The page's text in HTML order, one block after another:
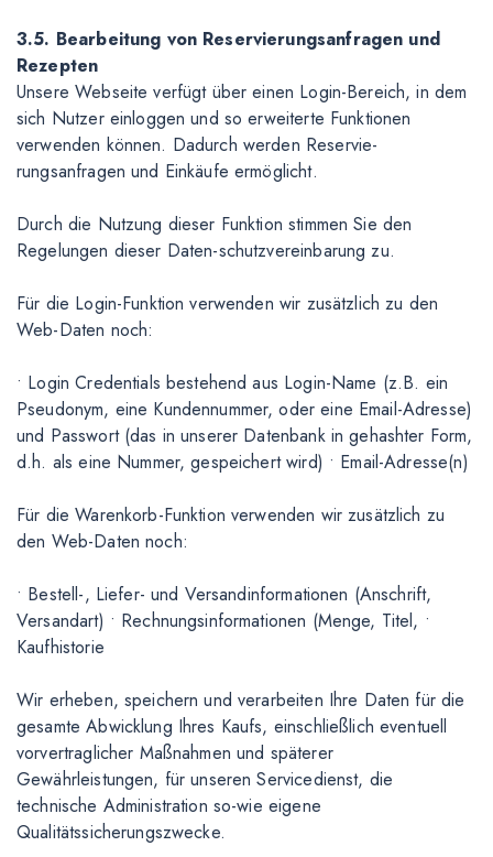
3.5. Bearbeitung von Reservierungsanfragen und
Rezepten
Unsere Webseite verfügt über einen Login-Bereich, in dem
sich Nutzer einloggen und so erweiterte Funktionen
verwenden können. Dadurch werden Reservie-
rungsanfragen und Einkäufe ermöglicht.
Durch die Nutzung dieser Funktion stimmen Sie den
Regelungen dieser Daten-schutzvereinbarung zu.
Für die Login-Funktion verwenden wir zusätzlich zu den
Web-Daten noch:
• Login Credentials bestehend aus Login-Name (z.B. ein
Pseudonym, eine Kundennummer, oder eine Email-Adresse)
und Passwort (das in unserer Datenbank in gehashter Form,
d.h. als eine Nummer, gespeichert wird) • Email-Adresse(n)
Für die Warenkorb-Funktion verwenden wir zusätzlich zu
den Web-Daten noch:
• Bestell-, Liefer- und Versandinformationen (Anschrift,
Versandart) • Rechnungsinformationen (Menge, Titel, •
Kaufhistorie
Wir erheben, speichern und verarbeiten Ihre Daten für die
gesamte Abwicklung Ihres Kaufs, einschließlich eventuell
vorvertraglicher Maßnahmen und späterer
Gewährleistungen, für unseren Servicedienst, die
technische Administration so-wie eigene
Qualitätssicherungszwecke.